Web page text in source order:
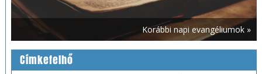
Korábbi napi evangéliumok »
Címkefelhő